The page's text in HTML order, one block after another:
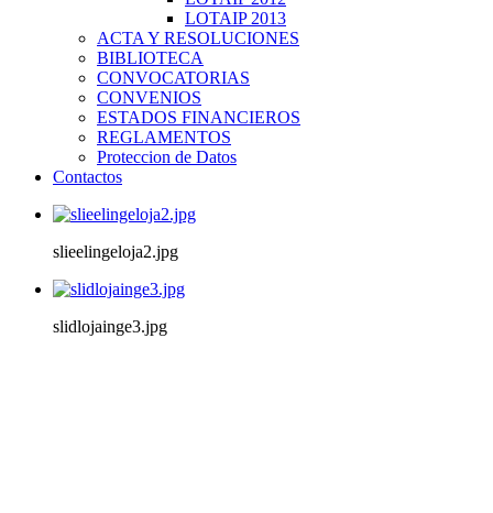
LOTAIP 2013
ACTA Y RESOLUCIONES
BIBLIOTECA
CONVOCATORIAS
CONVENIOS
ESTADOS FINANCIEROS
REGLAMENTOS
Proteccion de Datos
Contactos
slieelingeloja2.jpg
slidlojainge3.jpg